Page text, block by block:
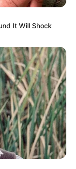
penting dalam
Anak BAB di
dan lain-lain. Dia
Namun, anak,
yang
ketinggalan
tren di pesta
untuk mengetuk
It Will Shock